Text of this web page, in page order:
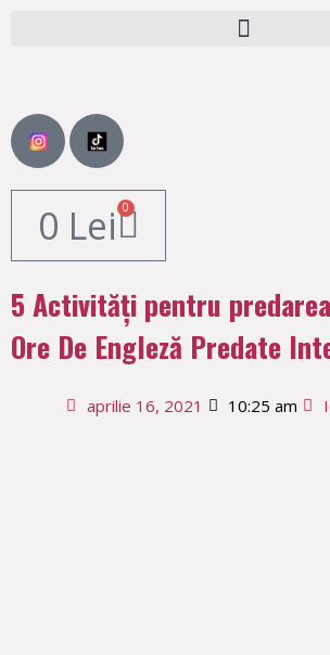
0 Lei 0
5 Activități pentru
Ore De Engleză Predate
aprilie 16, 2021 10:25 am